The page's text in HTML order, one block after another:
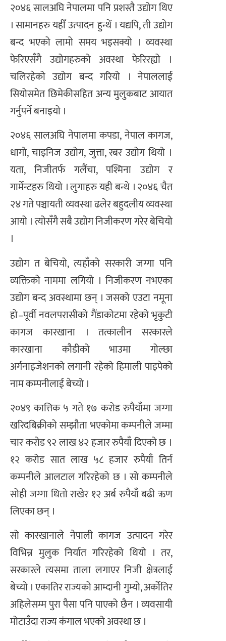
२०४६ सालअघि नेपालमा पनि प्रशस्तै उद्योग थिए
। सामानहरु यहीँ उत्पादन हुन्थें । यद्यपि, ती उद्योग
बन्द भएको लामो समय भइसक्यो । व्यवस्था
फेरिएसँगै उद्योगहरुको अवस्था फेरिरह्यो ।
चलिरहेको उद्योग बन्द गरियो । नेपाललाई
सियोसमेत छिमेकीसहित अन्य मुलुकबाट आयात
गर्नुपर्ने बनाइयो ।
२०४६ सालअघि नेपालमा कपडा, नेपाल कागज,
धागो, चाइनिज उद्योग, जुत्ता, रबर उद्योग थियो ।
यता, निजीतर्फ गलैंचा, पश्मिना उद्योग र
गार्मेन्टहरु थियो । लुगाहरु यही बन्थे । २०४६ चैत
२४ गते पञ्चायती व्यवस्था ढलेर बहुदलीय व्यवस्था
आयो । त्योसँगै सबै उद्योग निजीकरण गरेर बेचियो
।
उद्योग त बेचियो, त्यहाँको सरकारी जग्गा पनि
व्यक्तिको नाममा लगियो । निजीकरण नभएका
उद्योग बन्द अवस्थामा छन् । जसको एउटा नमूना
हो–पूर्वी नवलपरासीको गैंडाकोटमा रहेको भृकुटी
कागज कारखाना । तत्कालीन सरकारले
कारखाना कौडीको भाउमा गोल्छा
अर्गनाइजेशनको लगानी रहेको हिमाली पाइपेको
नाम कम्पनीलाई बेच्यो ।
२०४९ कात्तिक ५ गते १७ करोड रुपैयाँमा जग्गा
खरिदबिक्रीको सम्झौता भएकोमा कम्पनीले जम्मा
चार करोड ९२ लाख ४२ हजार रुपैयाँ दिएको छ ।
१२ करोड सात लाख ५८ हजार रुपैयाँ तिर्न
कम्पनीले आलटाल गरिरहेको छ । सो कम्पनीले
सोही जग्गा धितो राखेर १२ अर्ब रुपैयाँ बढी ऋण
लिएका छन् ।
सो कारखानाले नेपाली कागज उत्पादन गरेर
विभिन्न मुलुक निर्यात गरिरहेको थियो । तर,
सरकारले त्यसमा ताला लगाएर निजी क्षेत्रलाई
बेच्यो । एकातिर राज्यको आम्दानी गुम्यो, अर्कोतिर
अहिलेसम्म पुरा पैसा पनि पाएको छैन । व्यवसायी
मोटाउँदा राज्य कंगाल भएको अवस्था छ ।